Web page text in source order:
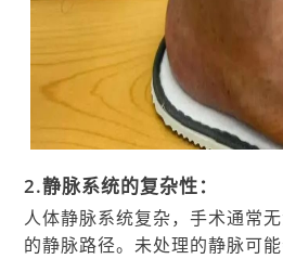
2.静脉系统的复杂性：
人体静脉系统复杂，手术通常
的静脉路径。未处理的静脉可